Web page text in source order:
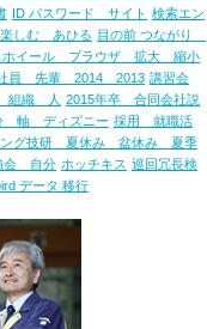
ID パスワード サイト 検索エン
しむ あひる 目の前 つながり
イール ブラウザ 拡大 縮小
員 先輩 2014 2013 講習会
組織 人 2015年卒 合同会社説
軸 ディズニー 採用 就職活
ング技研 夏休み 盆休み 夏季
会 自分 ホッチキス 巡回冗長検
データ 移行